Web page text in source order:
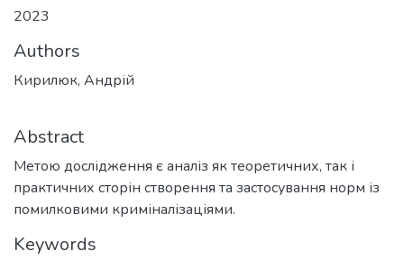
2023
Authors
Кирилюк, Андрій
Abstract
Метою дослідження є аналіз як теоретичних, так і
практичних сторін створення та застосування норм із
помилковими криміналізаціями.
Keywords